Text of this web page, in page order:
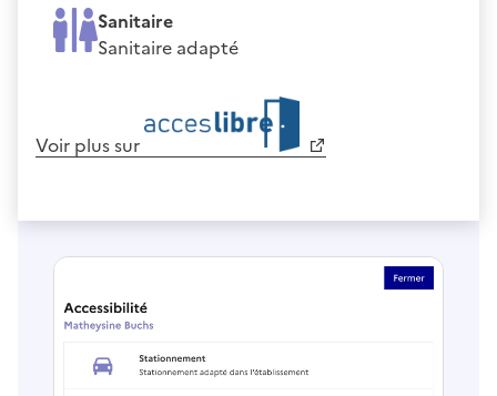
Sanitaire
Sanitaire adapté
Voir plus sur